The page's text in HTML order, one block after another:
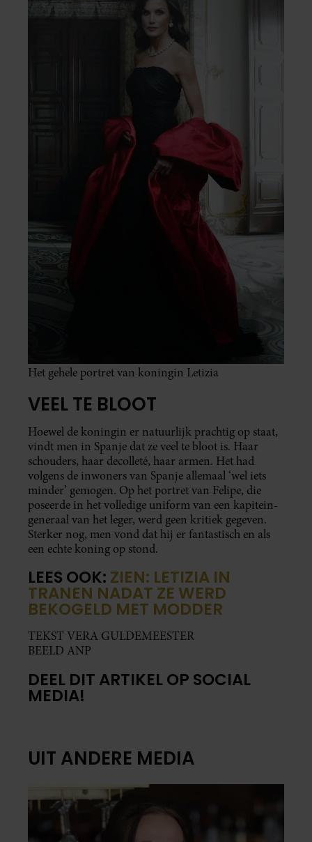
Het gehele portret van koningin Letizia
VEEL TE BLOOT
Hoewel de koningin er natuurlijk prachtig op staat,
vindt men in Spanje dat ze veel te bloot is. Haar
schouders, haar decolleté, haar armen. Het had
volgens de inwoners van Spanje allemaal ‘wel iets
minder’ gemogen. Op het portret van Felipe, die
poseerde in het volledige uniform van een kapitein-
generaal van het leger, werd geen kritiek gegeven.
Sterker nog, men vond dat hij er fantastisch en als
een echte koning op stond.
LEES OOK: ZIEN: LETIZIA IN
TRANEN NADAT ZE WERD
BEKOGELD MET MODDER
TEKST VERA GULDEMEESTER
BEELD ANP
DEEL DIT ARTIKEL OP SOCIAL
MEDIA!
UIT ANDERE MEDIA